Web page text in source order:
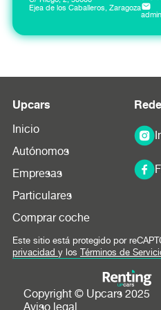
Ejea de los Caballeros, Zaragoza
Upcars
Inicio
Autónomos
Empresas
Particulares
Comprar coche
Este sitio está protegido por
privacidad y los Términos de
Copyright © Upcars 2025
Aviso legal